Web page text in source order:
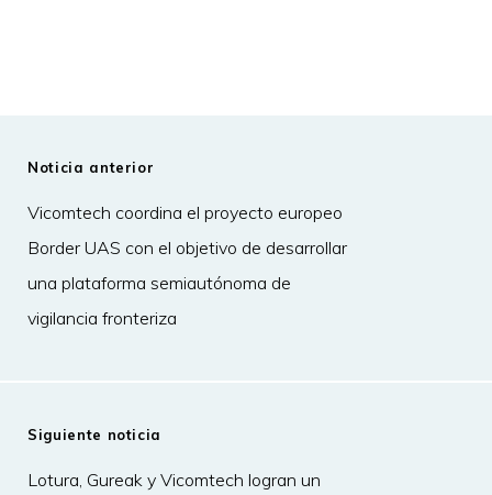
Noticia anterior
Vicomtech coordina el proyecto europeo
Border UAS con el objetivo de desarrollar
una plataforma semiautónoma de
vigilancia fronteriza
Siguiente noticia
Lotura, Gureak y Vicomtech logran un